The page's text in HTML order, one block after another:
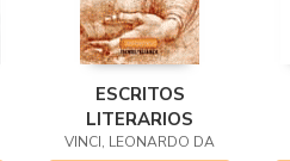
ESCRITOS
LITERARIOS
VINCI, LEONARDO DA